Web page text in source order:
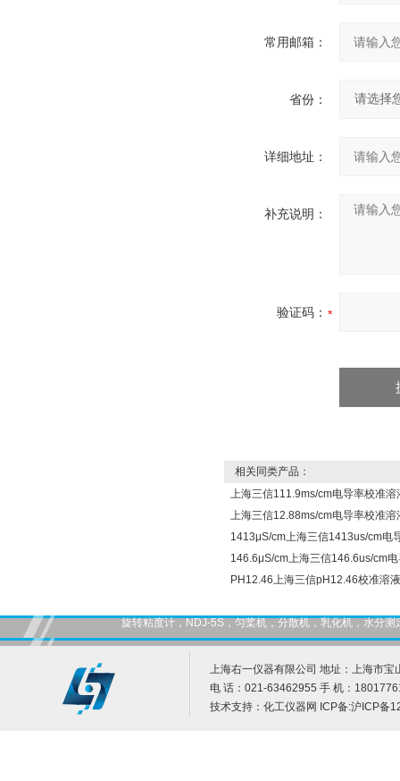
常用邮箱：
省份：
详细地址：
补充说明：
验证码：
相关同类产品：
上海三信111.9ms/cm电导率校准溶
上海三信12.88ms/cm电导率校准溶
1413μS/cm上海三信1413us/cm电
146.6μS/cm上海三信146.6us/cm
PH12.46上海三信pH12.46校准溶
旋转粘度计，NDJ-5S，匀桨机，分散机，乳化机，水分
上海右一仪器有限公司 地址：上海市宝
电 话：021-63462955 手 机：
技术支持： 化工仪器网 ICP备:沪ICP备